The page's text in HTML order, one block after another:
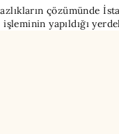
çözümünde
yapıldığı